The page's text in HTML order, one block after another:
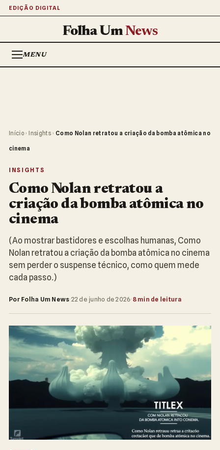
EDIÇÃO DIGITAL
Folha UmNews
MENU
Início › Insights › Como Nolan retratou a criação da bomba atômica no
cinema
INSIGHTS
Como Nolan retratou a
criação da bomba atômica no
cinema
(Ao mostrar bastidores e escolhas humanas, Como
Nolan retratou a criação da bomba atômica no cinema
sem perder o suspense técnico, como quem mede
cada passo.)
Por Folha Um News·22 de junho de 2026· 8 min de leitura